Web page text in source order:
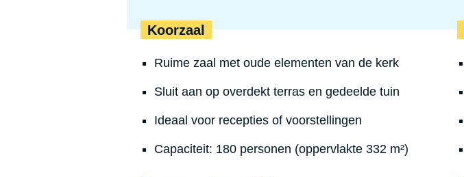
Koorzaal
Ruime zaal met oude elementen van de kerk
Sluit aan op overdekt terras en gedeelde tuin
Ideaal voor recepties of voorstellingen
Capaciteit: 180 personen (oppervlakte 332 m²)